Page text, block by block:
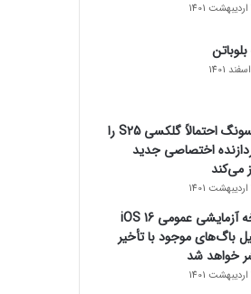
سامسونگ احتمالاً گلکسی S25 را
اختصاصی جدید
می‌کند
نسخه آزمایشی عمومی iOS 16
باگ‌های موجود با تأخیر
خواهد شد